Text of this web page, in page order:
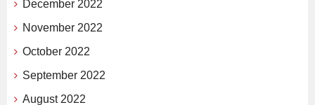
December 2022
November 2022
October 2022
September 2022
August 2022